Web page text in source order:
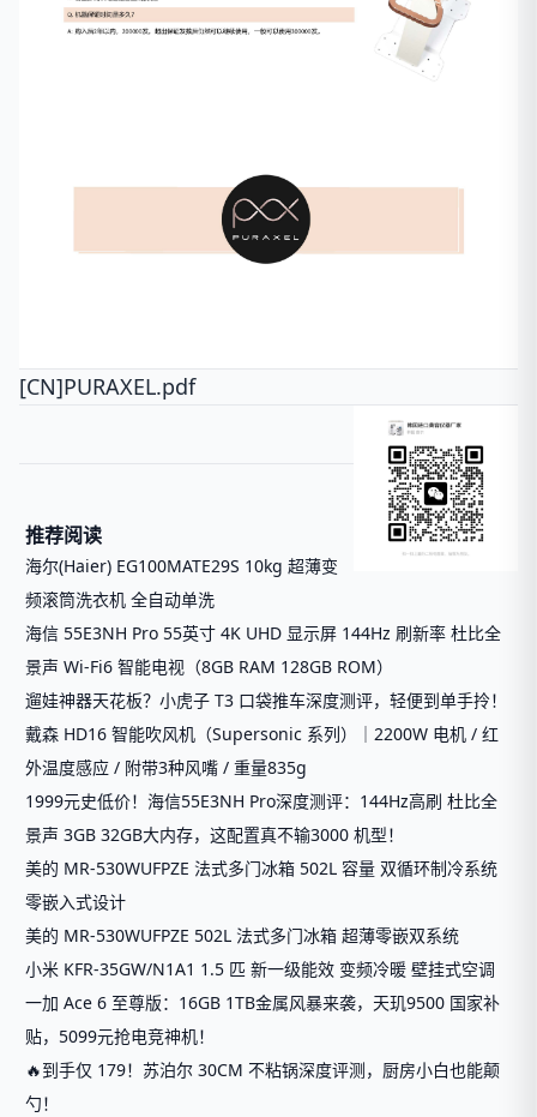
[CN]PURAXEL.pdf
推荐阅读
海尔(Haier) EG100MATE29S 10kg 超薄变
频滚筒洗衣机 全自动单洗
海信 55E3NH Pro 55英寸 4K UHD 显示屏 144Hz 刷新率 杜比全
景声 Wi-Fi6 智能电视（8GB RAM 128GB ROM）
遛娃神器天花板？小虎子 T3 口袋推车深度测评，轻便到单手拎！
戴森 HD16 智能吹风机（Supersonic 系列）｜2200W 电机 / 红
外温度感应 / 附带3种风嘴 / 重量835g
1999元史低价！海信55E3NH Pro深度测评：144Hz高刷 杜比全
景声 3GB 32GB大内存，这配置真不输3000 机型！
美的 MR-530WUFPZE 法式多门冰箱 502L 容量 双循环制冷系统
零嵌入式设计
美的 MR-530WUFPZE 502L 法式多门冰箱 超薄零嵌双系统
小米 KFR-35GW/N1A1 1.5 匹 新一级能效 变频冷暖 壁挂式空调
一加 Ace 6 至尊版：16GB 1TB金属风暴来袭，天玑9500 国家补
贴，5099元抢电竞神机！
🔥到手仅 179！苏泊尔 30CM 不粘锅深度评测，厨房小白也能颠
勺！